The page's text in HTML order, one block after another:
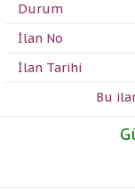
Durum
İlan No
İlan Tarihi
Bu